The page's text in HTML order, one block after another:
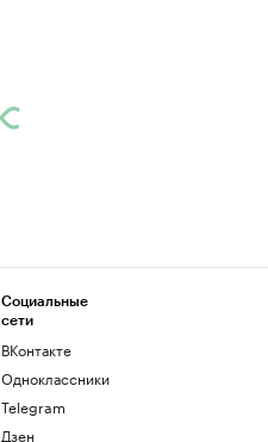
Социальные
сети
ВКонтакте
Одноклассники
Telegram
Дзен